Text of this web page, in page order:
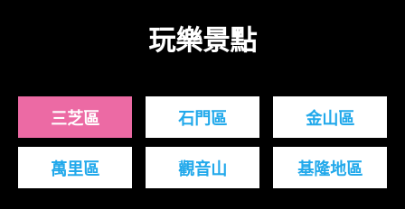
玩樂景點
三芝區 石門區 金山區
萬里區 觀音山 基隆地區